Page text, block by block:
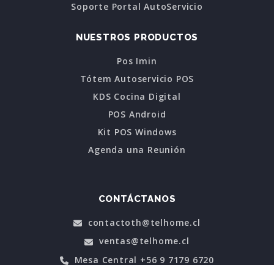
Soporte Portal AutoServicio
NUESTROS PRODUCTOS
Pos Imin
Tótem Autoservicio POS
KDS Cocina Digital
POS Android
Kit POS Windows
Agenda una Reunión
CONTÁCTANOS
contactoth@telhome.cl
ventas@telhome.cl
Mesa Central +56 9 7179 6720